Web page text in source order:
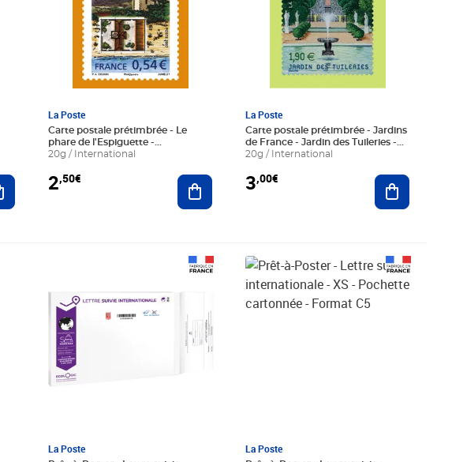
Ajouter au panier
La Poste
Carte postale prétimbrée - Le
phare de l'Espiguette -
International
20g / International
2,50€ Ajouter au panier
La Poste
Carte postale prétimbrée - Jardins
de France - Jardin des Tuileries -
International
20g / International
3,00€ Ajouter
La Poste La Poste
Prix 16,65€